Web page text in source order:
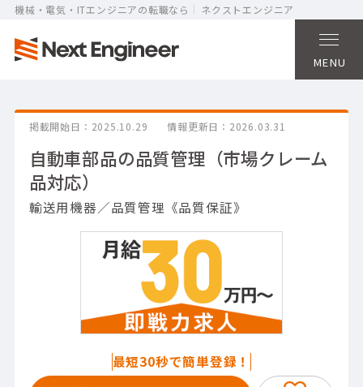
機械・電気・ITエンジニアの転職なら ネクストエンジニア
MENU
掲載開始日 2025.10.29 情報更新日 2026.03.31
自動車部品の品質管理（市場クレーム
品対応）
輸送用機器／品質管理《品質保証》
最短30秒で簡単登録！